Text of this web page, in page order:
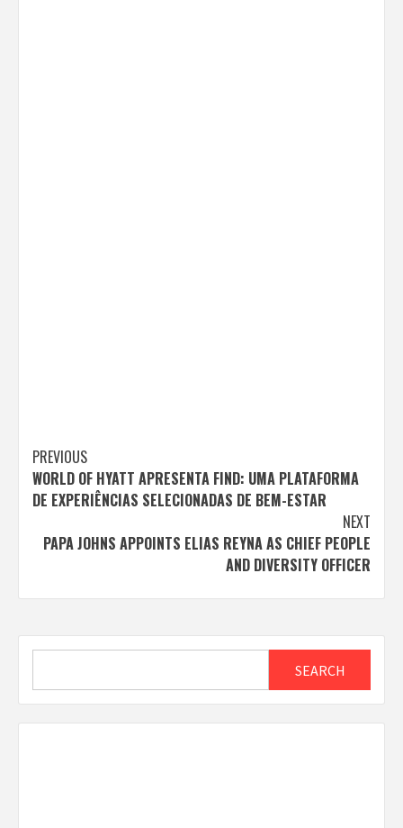
Post
navigation
PREVIOUS
WORLD OF HYATT APRESENTA FIND: UMA PLATAFORMA
DE EXPERIÊNCIAS SELECIONADAS DE BEM-ESTAR
NEXT
PAPA JOHNS APPOINTS ELIAS REYNA AS CHIEF PEOPLE
AND DIVERSITY OFFICER
SEARCH